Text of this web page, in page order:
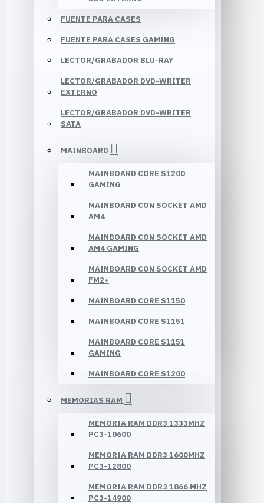
FUENTE PARA CASES
FUENTE PARA CASES GAMING
LECTOR/GRABADOR BLU-RAY
LECTOR/GRABADOR DVD-WRITER
EXTERNO
LECTOR/GRABADOR DVD-WRITER
SATA
MAINBOARD
MAINBOARD CORE S1200
GAMING
MAINBOARD CON SOCKET AMD
AM4
MAINBOARD CON SOCKET AMD
AM4 GAMING
MAINBOARD CON SOCKET AMD
FM2+
MAINBOARD CORE S1150
MAINBOARD CORE S1151
MAINBOARD CORE S1151
GAMING
MAINBOARD CORE S1200
MEMORIAS RAM
MEMORIA RAM DDR3 1333MHZ
PC3-10600
MEMORIA RAM DDR3 1600MHZ
PC3-12800
MEMORIA RAM DDR3 1866 MHZ
PC3-14900